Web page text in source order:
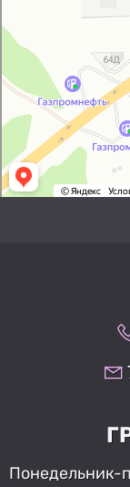
Понедельник-